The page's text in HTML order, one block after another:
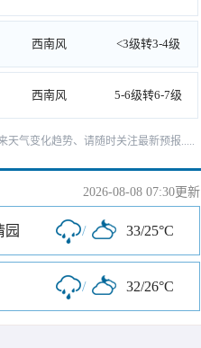
西南风 <3级转3-4级
西南风 5-6级转6-7级
天气变化趋势、请随时关注最新预报.....
2026-08-08 07:30更新
园 / 33/25°C
/ 32/26°C